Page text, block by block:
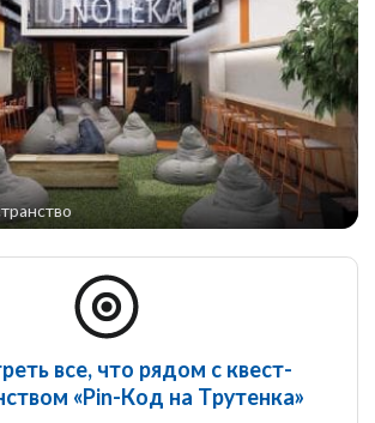
все, что рядом с квест-
«Pin-Код на Трутенка»